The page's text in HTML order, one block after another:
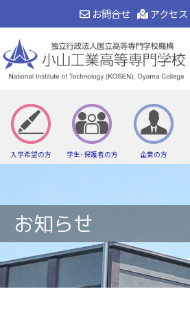
アクセス
お問合せ
入学希望の方 学生･保護者の方 企業の方
お知らせ